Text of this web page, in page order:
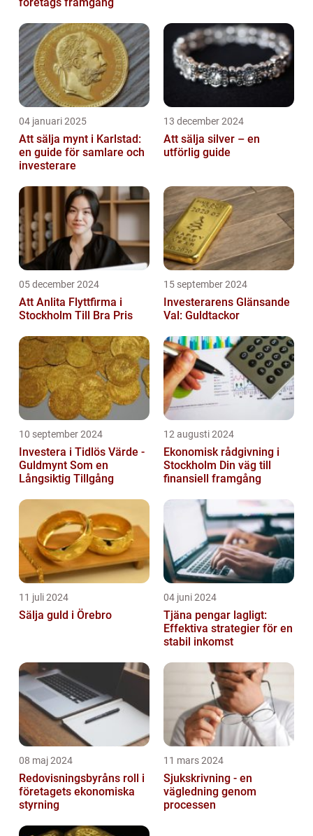
04 januari 2025
Att sälja mynt i Karlstad:
en guide för samlare och
investerare
13 december 2024
Att sälja silver – en
utförlig guide
05 december 2024
Att Anlita Flyttfirma i
Stockholm Till Bra Pris
15 september 2024
Investerarens Glänsande
Val: Guldtackor
10 september 2024
Investera i Tidlös Värde -
Guldmynt Som en
Långsiktig Tillgång
12 augusti 2024
Ekonomisk rådgivning i
Stockholm Din väg till
finansiell framgång
11 juli 2024
Sälja guld i Örebro
04 juni 2024
Tjäna pengar lagligt:
Effektiva strategier för en
stabil inkomst
08 maj 2024
Redovisningsbyråns roll i
företagets ekonomiska
styrning
11 mars 2024
Sjukskrivning - en
vägledning genom
processen